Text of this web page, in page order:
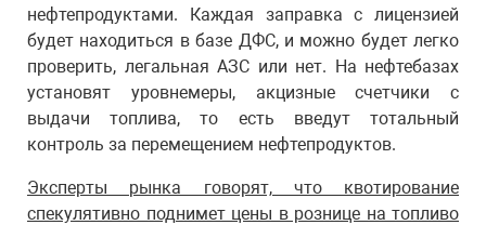
нефтепродуктами. Каждая заправка с лицензией
будет находиться в базе ДФС, и можно будет легко
проверить, легальная АЗС или нет. На нефтебазах
установят уровнемеры, акцизные счетчики с
выдачи топлива, то есть введут тотальный
контроль за перемещением нефтепродуктов.
Эксперты рынка говорят, что квотирование
спекулятивно поднимет цены в рознице на топливо